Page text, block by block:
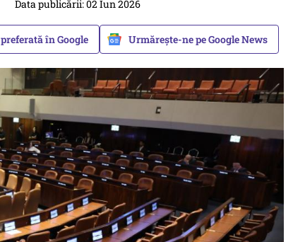
Data publicării: 02 Iun 2026
în Google Urmărește-ne pe Google News